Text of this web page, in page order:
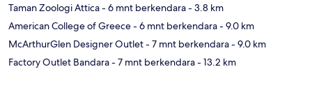
Taman Zoologi Attica- 6 mnt berkendara- 3.8 km
American College of Greece- 6 mnt berkendara- 9.0 km
McArthurGlen Designer Outlet- 7 mnt berkendara- 9.0 km
Factory Outlet Bandara- 7 mnt berkendara- 13.2 km